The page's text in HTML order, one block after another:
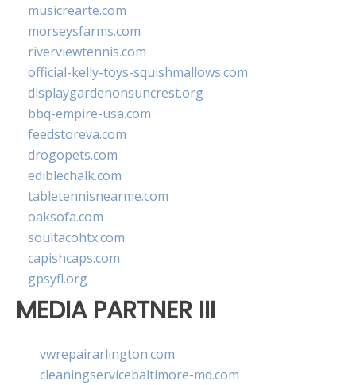
musicrearte.com
morseysfarms.com
riverviewtennis.com
official-kelly-toys-squishmallows.com
displaygardenonsuncrest.org
bbq-empire-usa.com
feedstoreva.com
drogopets.com
ediblechalk.com
tabletennisnearme.com
oaksofa.com
soultacohtx.com
capishcaps.com
gpsyfl.org
MEDIA PARTNER III
vwrepairarlington.com
cleaningservicebaltimore-md.com